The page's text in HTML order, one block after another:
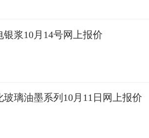
银浆10月14号网上报价
玻璃油墨系列10月11日网上报价